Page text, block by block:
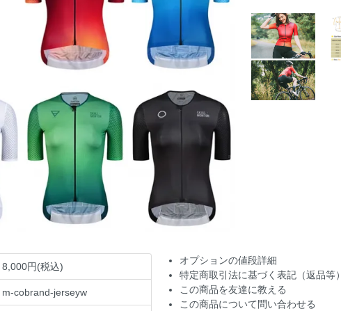
8,000円(税込)
m-cobrand-jerseyw
オプションの値段詳細
特定商取引法に基づく表記（返品等）
この商品を友達に教える
この商品について問い合わせる